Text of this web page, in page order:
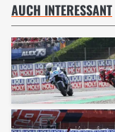
AUCH INTERESSANT